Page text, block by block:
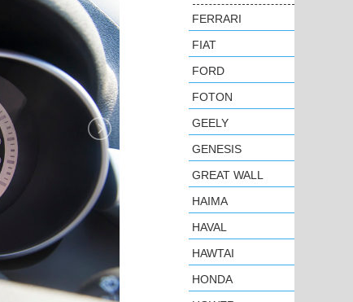
FERRARI
FIAT
FORD
FOTON
GEELY
GENESIS
GREAT WALL
HAIMA
HAVAL
HAWTAI
HONDA